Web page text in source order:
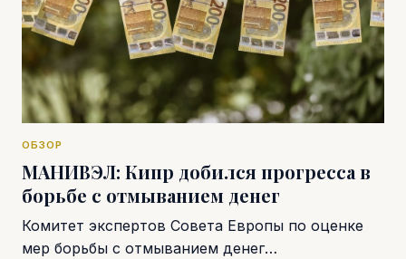
ОБЗОР
МАНИВЭЛ: Кипр добился прогресса в
борьбе с отмыванием денег
Комитет экспертов Совета Европы по оценке
мер борьбы с отмыванием денег…